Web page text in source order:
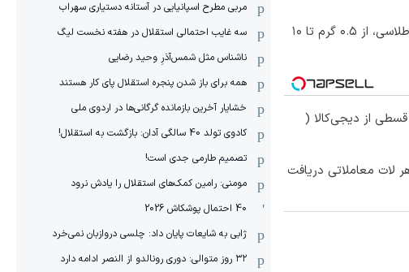
خرید شمش پلمپ طلاسی، از ۰.۵ گرم تا ۱۰
از دیجی‌کالا (
لات معاملاتی دریافت
مربی مطرح اسپانیایی در آستانه دستیاری سهراب
سه غایب احتمالی استقلال در هفته نخست لیگ
ناشناس مثل شمس‌آذرِ وحید رضایی
همه برای باز شدن پنجره استقلال پای کار هستند
خشایار آخرین بازمانده گرگانی‌ها در اردوی ملی
کادوی تولد 40 سالگی آدان: بازگشت به استقلال!
تصمیم طارمی جدی است!
مومنی: رامین کمک‌های استقلال را یادش نرود
40 احتمال پوشکاش 2026
ژابی به شایعات پایان داد: چلسی دروازبان نمی‌خرد
۳۲ روز متوالی: دوری رونالدو از النصر ادامه دارد